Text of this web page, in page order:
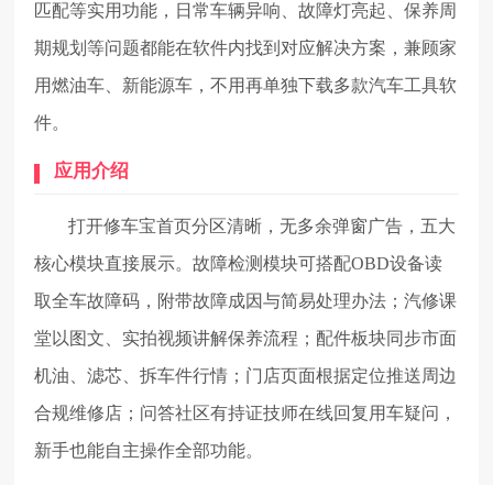
匹配等实用功能，日常车辆异响、故障灯亮起、保养周
期规划等问题都能在软件内找到对应解决方案，兼顾家
用燃油车、新能源车，不用再单独下载多款汽车工具软
件。
应用介绍
打开修车宝首页分区清晰，无多余弹窗广告，五大
核心模块直接展示。故障检测模块可搭配OBD设备读
取全车故障码，附带故障成因与简易处理办法；汽修课
堂以图文、实拍视频讲解保养流程；配件板块同步市面
机油、滤芯、拆车件行情；门店页面根据定位推送周边
合规维修店；问答社区有持证技师在线回复用车疑问，
新手也能自主操作全部功能。